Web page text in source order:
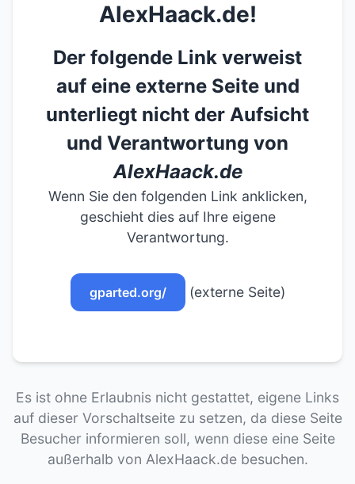
AlexHaack.de!
Der folgende Link verweist
auf eine externe Seite und
unterliegt nicht der Aufsicht
und Verantwortung von
AlexHaack.de
Wenn Sie den folgenden Link anklicken,
geschieht dies auf Ihre eigene
Verantwortung.
gparted.org/ (externe Seite)
Es ist ohne Erlaubnis nicht gestattet, eigene Links
auf dieser Vorschaltseite zu setzen, da diese Seite
Besucher informieren soll, wenn diese eine Seite
außerhalb von AlexHaack.de besuchen.